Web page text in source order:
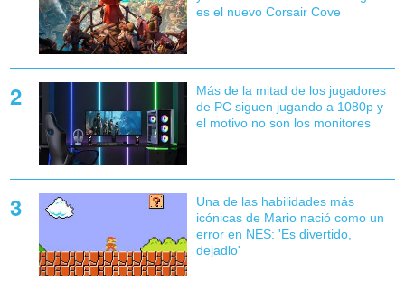
es el nuevo Corsair Cove
Más de la mitad de los jugadores
de PC siguen jugando a 1080p y
el motivo no son los monitores
Una de las habilidades más
icónicas de Mario nació como un
error en NES: 'Es divertido,
dejadlo'